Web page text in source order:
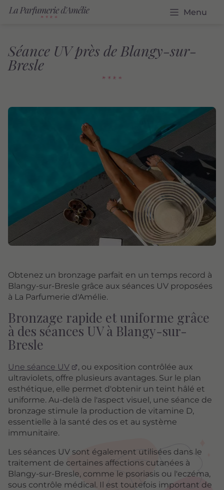
Menu
Séance UV près de Blangy-sur-
Bresle
Obtenez un bronzage parfait en un temps record à
Blangy-sur-Bresle grâce aux séances UV proposées
à La Parfumerie d'Amélie.
Bronzage rapide et uniforme grâce
à des séances UV à Blangy-sur-
Bresle
Une séance UV
, ou exposition contrôlée aux
ultraviolets, offre plusieurs avantages. Sur le plan
esthétique, elle permet d'obtenir un teint hâlé et
uniforme. Au-delà de l'aspect visuel, une séance de
bronzage stimule la production de vitamine D,
essentielle à la santé des os et au système
immunitaire.
Les séances UV sont également utilisées dans le
traitement de certaines affections cutanées à
Blangy-sur-Bresle, comme le psoriasis ou l'eczéma,
sous contrôle médical. Il est toutefois important de